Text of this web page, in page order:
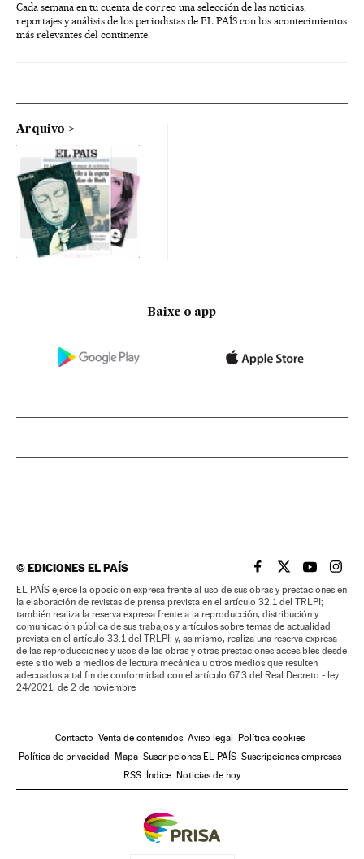
Cada semana en tu cuenta de correo una selección de las noticias,
reportajes y análisis de los periodistas de EL PAÍS con los acontecimientos
más relevantes del continente.
Arquivo
Baixe o app
©EDICIONES EL PAÍS EL PAÍS BRASIL EN
EL PAÍSEL PAÍS
EL
EL PAÍS ejerce la oposición expresa frente al uso de sus obras y prestaciones en
la elaboración de revistas de prensa prevista en el artículo 32.1 del TRLPI;
también realiza la reserva expresa frente a la reproducción, distribución y
comunicación pública de sus trabajos y artículos sobre temas de actualidad
prevista en el artículo 33.1 del TRLPI; y, asimismo, realiza una reserva expresa
de las reproducciones y usos de las obras y otras prestaciones accesibles desde
este sitio web a medios de lectura mecánica u otros medios que resulten
adecuados a tal fin de conformidad con el artículo 67.3 del Real Decreto - ley
24/2021, de 2 de noviembre
Contacto Venta de contenidos Aviso legal Política cookies
Política de privacidad Mapa Suscripciones EL PAÍS Suscripciones empresas
RSS Índice Noticias de hoy